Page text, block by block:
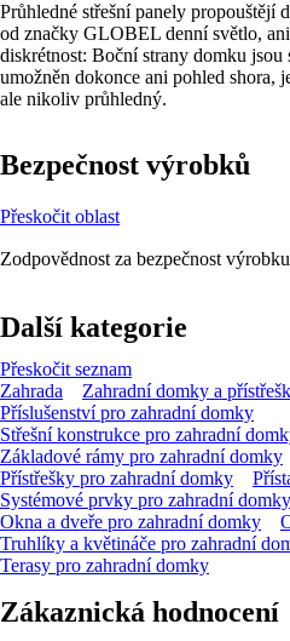
Průhledné střešní panely propouštějí
od značky GLOBEL denní světlo,
diskrétnost: Boční strany domku jsou
umožněn dokonce ani pohled shora,
ale nikoliv průhledný.
Bezpečnost výrobků
Přeskočit oblast
Zodpovědnost za bezpečnost
Další kategorie
Přeskočit seznam
Zahrada
Zahradní domky a
Příslušenství pro zahradní domky
Střešní konstrukce pro zahradní
Základové rámy pro zahradní domky
Přístřešky pro zahradní domky
Systémové prvky pro zahradní domky
Okna a dveře pro zahradní domky
Truhlíky a květináče pro zahradní
Terasy pro zahradní domky
Zákaznická hodnocení